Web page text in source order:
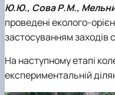
Ю.Ю., Сова Р.М.,
проведені еколого-
застосуванням заходів
На наступному етапі
експериментальній